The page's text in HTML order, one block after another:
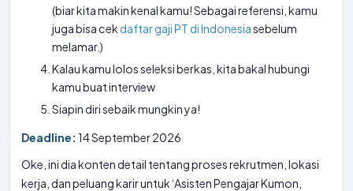
(biar kita makin kenal kamu! Sebagai referensi, kamu
juga bisa cek daftar gaji PT di Indonesiasebelum
melamar.)
Kalau kamu lolos seleksi berkas, kita bakal hubungi
kamu buat interview
Siapin diri sebaik mungkin ya!
Deadline: 14 September 2026
Oke, ini dia konten detail tentang proses rekrutmen, lokasi
kerja, dan peluang karir untuk ‘Asisten Pengajar Kumon,